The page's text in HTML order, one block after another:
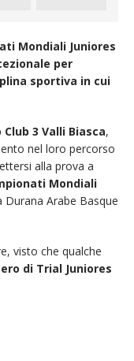
Mondiali Juniores
per
sportiva in cui
Club 3 Valli Biasca,
nel loro percorso
alla prova a
Mondiali
Arabe Basque
visto che qualche
di Trial Juniores